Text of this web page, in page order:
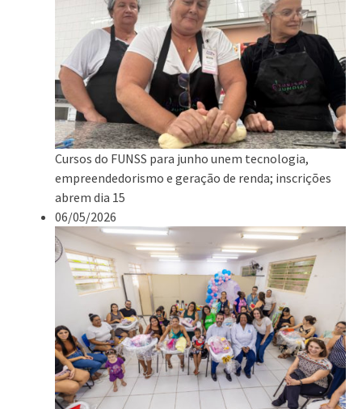
Cursos do FUNSS para junho unem tecnologia,
empreendedorismo e geração de renda; inscrições
abrem dia 15
06/05/2026